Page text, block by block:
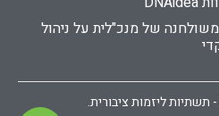
של מנכ"לית על ניהול